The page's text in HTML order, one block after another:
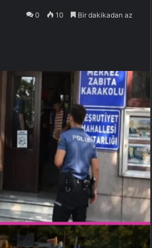
0 10 Bir dakikadan az